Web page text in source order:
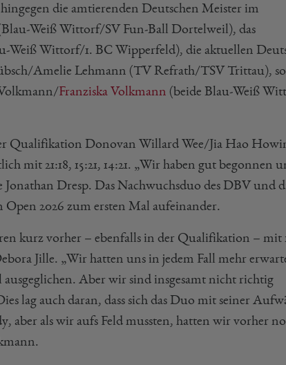
die amtierenden Deutschen Meister im
Weiß Wittorf/SV Fun-Ball Dortelweil), das
Weiß Wittorf/1. BC Wipperfeld), die aktuellen
Amelie Lehmann (TV Refrath/TSV Trittau),
Franziska Volkmann (beide Blau-Weiß
Qualifikation Donovan Willard Wee/Jia Hao
mit 21:18, 15:21, 14:21. „Wir haben gut begonnen
Dresp. Das Nachwuchsduo des DBV und
2026 zum ersten Mal aufeinander.
kurz vorher – ebenfalls in der Qualifikation – mit
Jille. „Wir hatten uns in jedem Fall mehr
ausgeglichen. Aber wir sind insgesamt nicht richtig
lag auch daran, dass sich das Duo mit seiner
aber als wir aufs Feld mussten, hatten wir vorher